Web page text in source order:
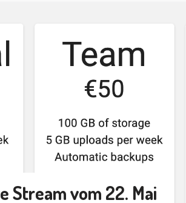
Stream vom 22. Mai